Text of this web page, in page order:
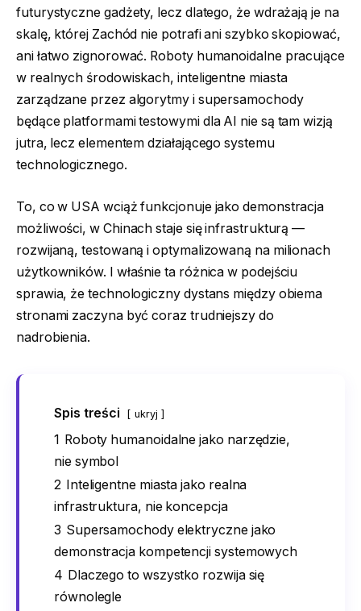
futurystyczne gadżety, lecz dlatego, że wdrażają je na
skalę, której Zachód nie potrafi ani szybko skopiować,
ani łatwo zignorować. Roboty humanoidalne pracujące
w realnych środowiskach, inteligentne miasta
zarządzane przez algorytmy i supersamochody
będące platformami testowymi dla AI nie są tam wizją
jutra, lecz elementem działającego systemu
technologicznego.
To, co w USA wciąż funkcjonuje jako demonstracja
możliwości, w Chinach staje się infrastrukturą —
rozwijaną, testowaną i optymalizowaną na milionach
użytkowników. I właśnie ta różnica w podejściu
sprawia, że technologiczny dystans między obiema
stronami zaczyna być coraz trudniejszy do
nadrobienia.
Spis treści ukryj
1 Roboty humanoidalne jako narzędzie,
nie symbol
2 Inteligentne miasta jako realna
infrastruktura, nie koncepcja
3 Supersamochody elektryczne jako
demonstracja kompetencji systemowych
4 Dlaczego to wszystko rozwija się
równolegle